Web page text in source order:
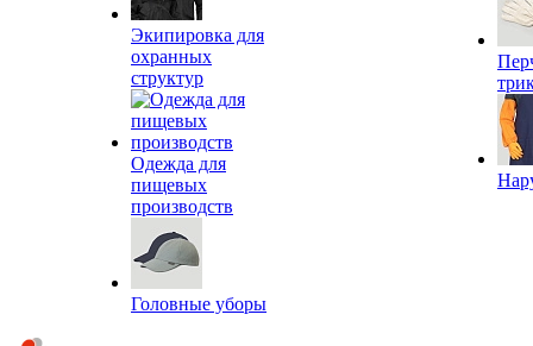
Экипировка для
охранных
структур
Одежда для
пищевых
производств
Головные уборы